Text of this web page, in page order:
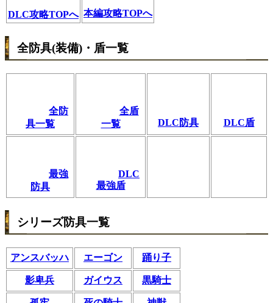
DLC攻略TOPへ 本編攻略TOPへ
全防具(装備)・盾一覧
全防
具一覧
全盾
一覧
DLC防具 DLC盾
最強
防具
DLC
最強盾
シリーズ防具一覧
アンスバッハ エーゴン 踊り子
影卑兵 ガイウス 黒騎士